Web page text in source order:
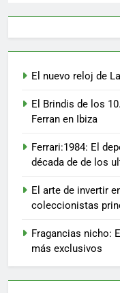
El nuevo reloj de
El Brindis de los
Ferran en Ibiza
Ferrari:1984: El
década de de los
El arte de invertir
coleccionistas
Fragancias nicho:
más exclusivos